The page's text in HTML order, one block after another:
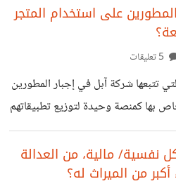
نرى ازدياد ملحوظ في الطلب على
بشكل مستمر؟
على استخدام المتجر
تتبعها شركة آبل في إجبار المطورين
بها كمنصة وحيدة لتوزيع تطبيقاتهم
أرباحهم؟
نفسية/ مالية، من العدالة
من الميراث له؟